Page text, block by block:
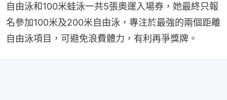
自由泳和100米蛙泳一共5張奧運入場券，她最終只報
名參加100米及200米自由泳，專注於最強的兩個距離
自由泳項目，可避免浪費體力，有利再爭獎牌。